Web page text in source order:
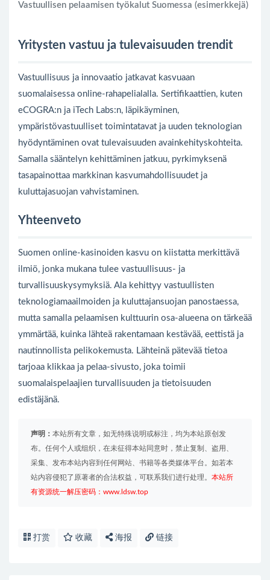
Vastuullisen pelaamisen työkalut Suomessa (esimerkkejä)
Yritysten vastuu ja tulevaisuuden trendit
Vastuullisuus ja innovaatio jatkavat kasvuaan
suomalaisessa online-rahapelialalla. Sertifikaattien, kuten
eCOGRA:n ja iTech Labs:n, läpikäyminen,
ympäristövastuulliset toimintatavat ja uuden teknologian
hyödyntäminen ovat tulevaisuuden avainkehityskohteita.
Samalla sääntelyn kehittäminen jatkuu, pyrkimyksenä
tasapainottaa markkinan kasvumahdollisuudet ja
kuluttajasuojan vahvistaminen.
Yhteenveto
Suomen online-kasinoiden kasvu on kiistatta merkittävä
ilmiö, jonka mukana tulee vastuullisuus- ja
turvallisuuskysymyksiä. Ala kehittyy vastuullisten
teknologiamaailmoiden ja kuluttajansuojan panostaessa,
mutta samalla pelaamisen kulttuurin osa-alueena on tärkeää
ymmärtää, kuinka lähteä rakentamaan kestävää, eettistä ja
nautinnollista pelikokemusta. Lähteinä pätevää tietoa
tarjoaa klikkaa ja pelaa-sivusto, joka toimii
suomalaispelaajien turvallisuuden ja tietoisuuden
edistäjänä.
声明： 本站所有文章，如无特殊说明或标注，均为本站原创发
布。任何个人或组织，在未征得本站同意时，禁止复制、盗用、
采集、发布本站内容到任何网站、书籍等各类媒体平台。如若本
站内容侵犯了原著者的合法权益，可联系我们进行处理。 本站所
有资源统一解压密码：www.ldsw.top
打赏 收藏 海报 链接